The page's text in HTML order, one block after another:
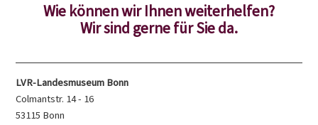
Wie können wir Ihnen weiterhelfen?
Wir sind gerne für Sie da.
LVR-Landesmuseum Bonn
Colmantstr. 14 - 16
53115 Bonn